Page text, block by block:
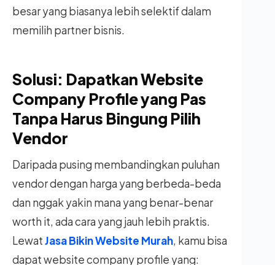
besar yang biasanya lebih selektif dalam
memilih partner bisnis.
Solusi: Dapatkan Website
Company Profile yang Pas
Tanpa Harus Bingung Pilih
Vendor
Daripada pusing membandingkan puluhan
vendor dengan harga yang berbeda-beda
dan nggak yakin mana yang benar-benar
worth it, ada cara yang jauh lebih praktis.
LewatJasa Bikin Website Murah, kamu bisa
dapat website company profile yang: